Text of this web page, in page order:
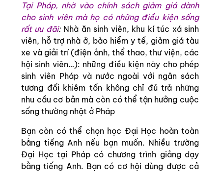
Tại Pháp, nhờ vào chính sách giảm giá dành
cho sinh viên mà họ có những điều kiện sống
rất ưu đãi: Nhà ăn sinh viên, khu kí túc xá sinh
viên, hỗ trợ nhà ở, bảo hiểm y tế, giảm giá tàu
xe và giải trí (điện ảnh, thể thao, thư viện, các
hội sinh viên…): những điều kiện này cho phép
sinh viên Pháp và nước ngoài với ngân sách
tương đối khiêm tốn không chỉ đủ trả những
nhu cầu cơ bản mà còn có thể tận hưởng cuộc
sống thường nhật ở Pháp
Bạn còn có thể chọn học Đại Học hoàn toàn
bằng tiếng Anh nếu bạn muốn. Nhiều trường
Đại Học tại Pháp có chương trình giảng dạy
bằng tiếng Anh. Bạn có cơ hội dùng được cả